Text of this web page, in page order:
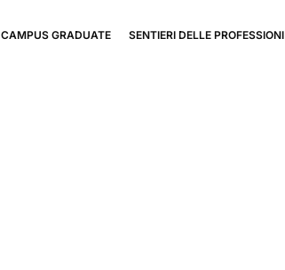
CAMPUS GRADUATE SENTIERI DELLE PROFESSIONI